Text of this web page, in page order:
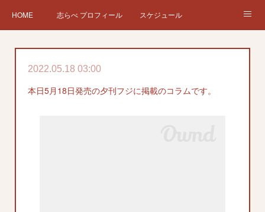
HOME 志らべ プロフィール スケジュール
チケット予約 Instagram
2022.05.18 03:00
本日5月18日発売の夕刊フジに掲載のコラムです。